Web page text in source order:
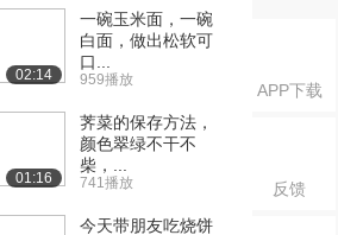
APP下载
反馈
02:14
一碗玉米面，一碗
白面，做出松软可
口...
959播放
01:16
荠菜的保存方法，
颜色翠绿不干不
柴，...
741播放
今天带朋友吃烧饼